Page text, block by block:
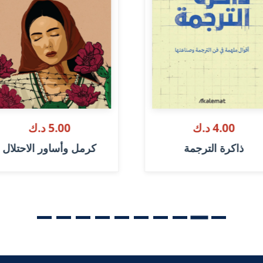
4.00 د.ك
ذاكرة الترجمة
5.00 د.ك
كرمل وأساور الاحتلال